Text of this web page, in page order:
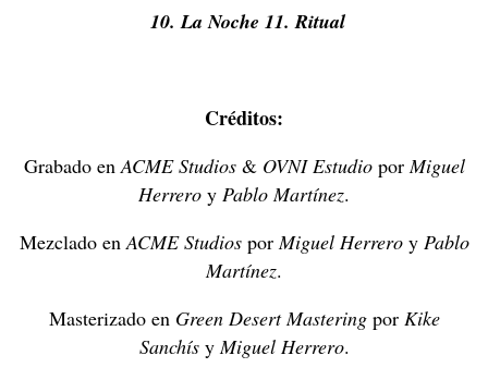
10. La Noche 11. Ritual
Créditos:
Grabado enACME Studios& OVNI EstudioporMiguel
Herrero y Pablo Martínez.
Mezclado enACME StudiosporMiguel Herreroy Pablo
Martínez.
Masterizado en Green Desert Masteringpor Kike
SanchísyMiguel Herrero.